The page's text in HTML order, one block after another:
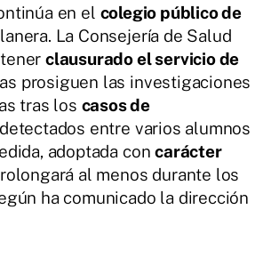
en el colegio público de
La Consejería de Salud
clausurado el servicio de
prosiguen las investigaciones
tras los casos de
detectados entre varios alumnos
adoptada concarácter
al menos durante los
ha comunicado la dirección